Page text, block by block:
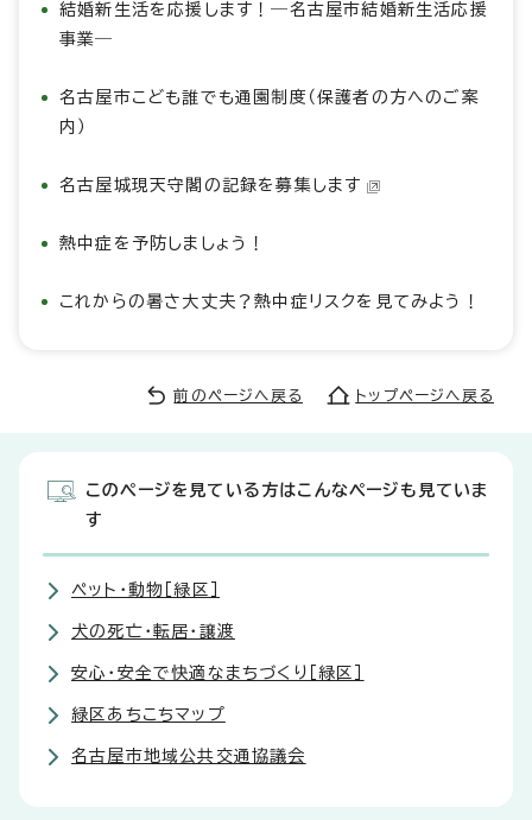
結婚新生活を応援します！―名古屋市結婚新生活応援
事業―
名古屋市こども誰でも通園制度（保護者の方へのご案
内）
名古屋城現天守閣の記録を募集します
熱中症を予防しましょう！
これからの暑さ大丈夫？熱中症リスクを見てみよう！
前のページへ戻る トップページへ戻る
このページを見ている方はこんなページも見ていま
す
ペット・動物［緑区］
犬の死亡・転居・譲渡
安心・安全で快適なまちづくり［緑区］
緑区あちこちマップ
名古屋市地域公共交通協議会